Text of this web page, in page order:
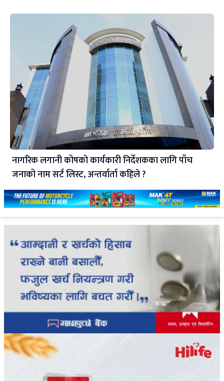
नागरिक लगानी कोषको कार्यकारी निर्देशकका लागि पाँच
जनाको नाम सर्ट लिस्ट, अन्तर्वार्ता कहिले ?